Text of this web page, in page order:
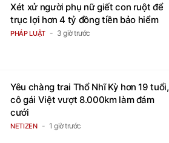
Xét xử người phụ nữ giết con ruột để
trục lợi hơn 4 tỷ đồng tiền bảo hiểm
PHÁP LUẬT 3 giờ trước
Yêu chàng trai Thổ Nhĩ Kỳ hơn 19 tuổi,
cô gái Việt vượt 8.000km làm đám
cưới
NETIZEN 1 giờ trước